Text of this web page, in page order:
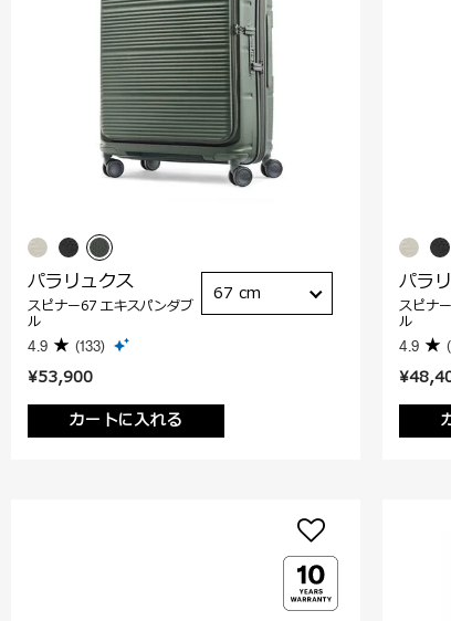
¥53,900
カートに入れる
パラリュクス
スピナー67 エキスパンダブ
ル
4.9 (133)
67 cm パラ
スピナ
ル
4.9